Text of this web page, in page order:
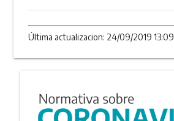
Última actualizacion: 24/09/2019 13:09